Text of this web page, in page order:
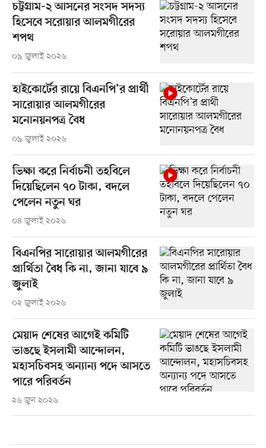
চট্টগ্রাম-২ আসনের সংসদ সদস্য
হিসেবে সরোয়ার আলমগীরের
শপথ
০৯ জুলাই ২০২৬
হাইকোর্টের রায়ে বিএনপি’র প্রার্থী
সারোয়ার আলমগীরের
মনোনয়নপত্র বৈধ
০৯ জুলাই ২০২৬
ভিক্ষা করে নির্বাচনী তহবিলে
দিয়েছিলেন ৭০ টাকা, বদলে
পেলেন নতুন ঘর
০৪ জুলাই ২০২৬
বিএনপির সারোয়ার আলমগীরের
প্রার্থিতা বৈধ কি না, জানা যাবে ৯
জুলাই
০২ জুলাই ২০২৬
মেয়াদ শেষের আগেই কমিটি
ভাঙছে ইসলামী আন্দোলন,
মহাসচিবসহ অন্যান্য পদে আসতে
পারে পরিবর্তন
২৬ জুন ২০২৬